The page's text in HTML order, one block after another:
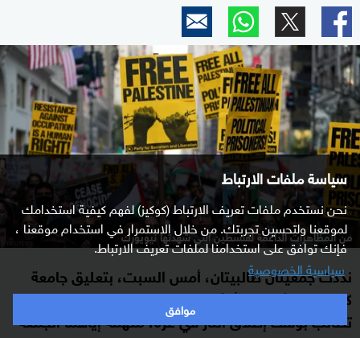
سياسة ملفات الارتباط
نحن نستخدم ملفات تعريف الارتباط (كوكيز) لفهم كيفية استخدامك
لموقعنا ولتحسين تجربتك. من خلال الاستمرار في استخدام موقعنا ،
فإنك توافق على استخدامنا لملفات تعريف الارتباط.
سياسية الخصوصية
موافق
من المظاهرات الداعمة لفلسطين التي شهدتها نيويورك
ندّدت جمعيتان طالبيتان، أمس السبت، بتعليق جامعة
كولومبيا الأميركية أنشطتهما بعدما نظمتا تظاهرات
تطالب بوقف إطلاق النار في غزة، متهمة إياهما الجمعة